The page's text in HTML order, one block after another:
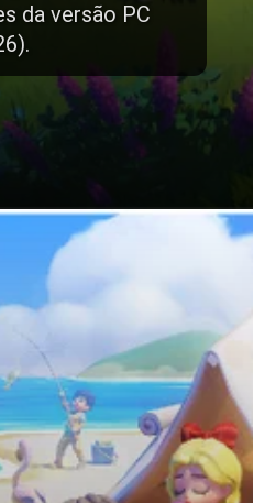
da versão PC